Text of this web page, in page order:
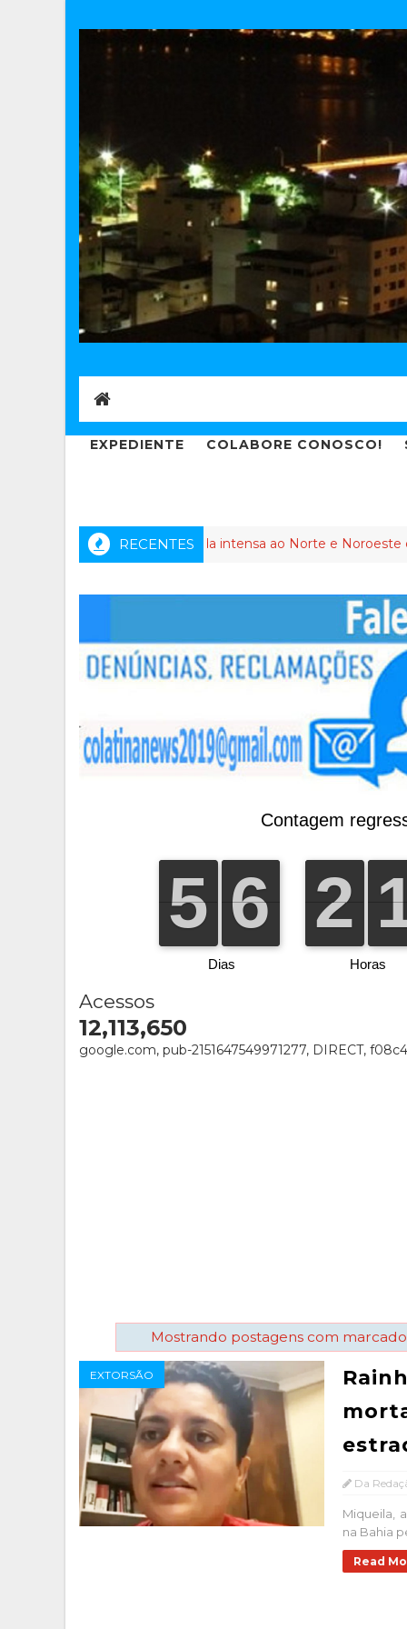
EXPEDIENTE COLABORE CONOSCO!
RECENTES
dos Anjos leva agenda intensa ao Norte e Noroeste do
Acessos
12,113,650
google.com, pub-2151647549971277, DIRECT,
Mostrando postagens com
EXTORSÃO
Da
Miqueila,
na Bahia
Read